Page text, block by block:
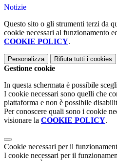
Notizie
Questo sito o gli strumenti terzi da
cookie necessari al funzionamento
COOKIE POLICY.
Personalizza Rifiuta tutti i cookies
Gestione cookie
In questa schermata è possibile
I cookie necessari sono quelli che
piattaforma e non è possibile
Per conoscere quali sono i cookie
visionare la COOKIE POLICY.
Cookie necessari per il
I cookie necessari per il